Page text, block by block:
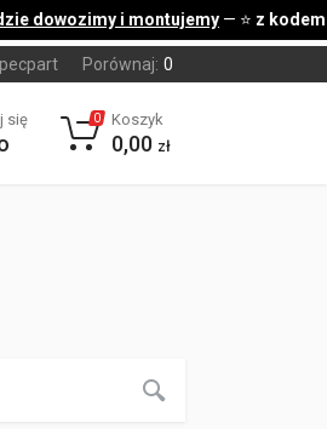
dowozimy i montujemy— ⭐z kodem [
Porównaj: 0
się 0 Koszyk
0,00 zł